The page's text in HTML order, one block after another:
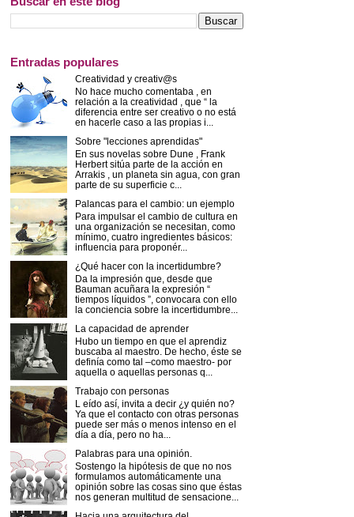
Entradas populares
Creatividad y creativ@s
No hace mucho comentaba , en
relación a la creatividad , que “ la
diferencia entre ser creativo o no está
en hacerle caso a las propias i...
Sobre "lecciones aprendidas"
En sus novelas sobre Dune , Frank
Herbert sitúa parte de la acción en
Arrakis , un planeta sin agua, con gran
parte de su superficie c...
Palancas para el cambio: un ejemplo
Para impulsar el cambio de cultura en
una organización se necesitan, como
mínimo, cuatro ingredientes básicos:
influencia para proponér...
¿Qué hacer con la incertidumbre?
Da la impresión que, desde que
Bauman acuñara la expresión “
tiempos líquidos ”, convocara con ello
la conciencia sobre la incertidumbre...
La capacidad de aprender
Hubo un tiempo en que el aprendiz
buscaba al maestro. De hecho, éste se
definía como tal –como maestro- por
aquella o aquellas personas q...
Trabajo con personas
L eído así, invita a decir ¿y quién no?
Ya que el contacto con otras personas
puede ser más o menos intenso en el
día a día, pero no ha...
Palabras para una opinión.
Sostengo la hipótesis de que no nos
formulamos automáticamente una
opinión sobre las cosas sino que éstas
nos generan multitud de sensacione...